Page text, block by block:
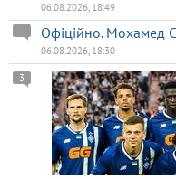
06.08.2026, 18:49
Офіційно. Мохамед
06.08.2026, 18:30
3